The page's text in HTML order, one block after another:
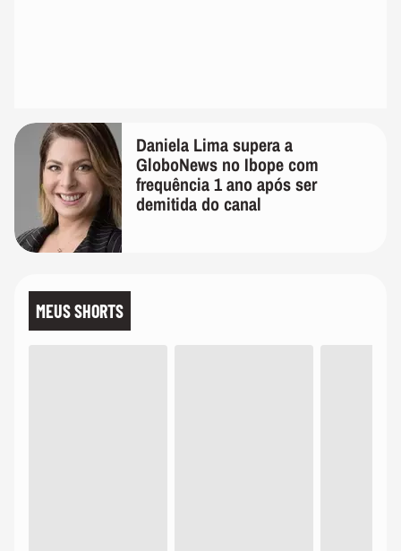
Daniela Lima supera a
GloboNews no Ibope com
frequência 1 ano após ser
demitida do canal
MEUS SHORTS